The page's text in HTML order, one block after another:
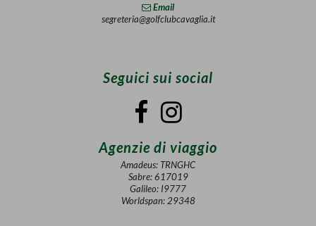
Email
segreteria@golfclubcavaglia.it
Seguici sui social
Agenzie di viaggio
Amadeus: TRNGHC
Sabre: 617019
Galileo: I9777
Worldspan: 29348